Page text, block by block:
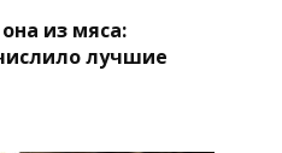
из мяса:
лучшие